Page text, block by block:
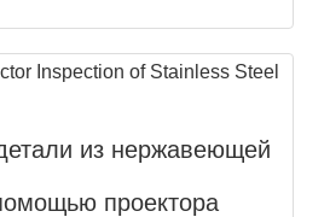
из нержавеющей
проектора